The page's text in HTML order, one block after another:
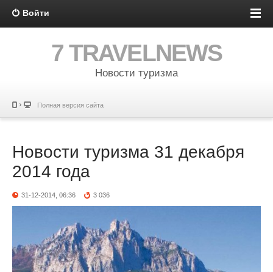
Войти
7 TRAVELNEWS
Новости туризма
Полная версия сайта
Новости туризма 31 декабря
2014 года
31-12-2014, 06:36 3 036